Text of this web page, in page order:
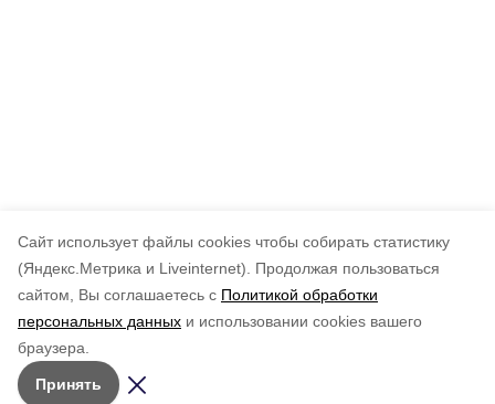
Cайт использует файлы cookies чтобы собирать статистику
(Яндекс.Метрика и Liveinternet).
Продолжая пользоваться
сайтом, Вы соглашаетесь с Политикой обработки
персональных данных и использовании cookies вашего
браузера.
Принять